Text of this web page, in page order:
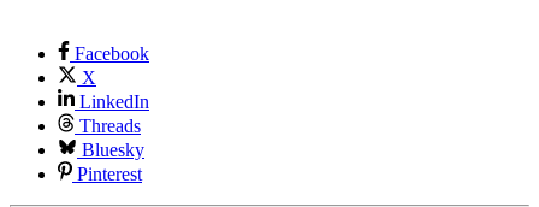
Facebook
X
LinkedIn
Threads
Bluesky
Pinterest